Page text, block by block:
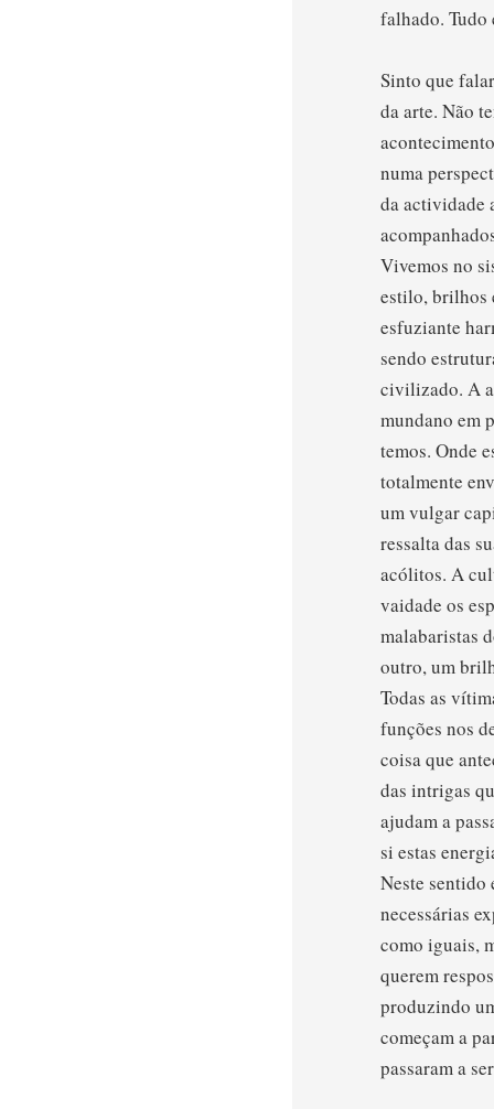
falhado. Tudo
Sinto que
da arte. Não
numa
da actividade
Vivemos no
estilo, brilhos
esfuziante
sendo
civilizado. A
mundano em
temos. Onde
totalmente
um vulgar
ressalta das
acólitos. A
vaidade os
malabaristas
outro, um
Todas as
funções nos
coisa que
das intrigas
ajudam a
si estas
Neste sentido
necessárias
como iguais,
querem
produzindo
começam a
passaram a